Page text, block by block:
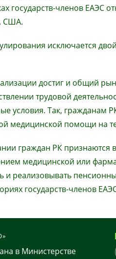
государств-членов
США.
исключается
достиг и общий
трудовой
условия. Так, гражданам
медицинской помощи на
граждан РК признаются
медицинской или
и реализовывать
государств-членов
в Министерстве